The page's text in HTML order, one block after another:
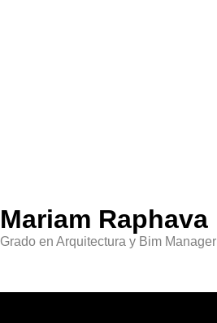
Mariam Raphava
Grado en Arquitectura y Bim Manager